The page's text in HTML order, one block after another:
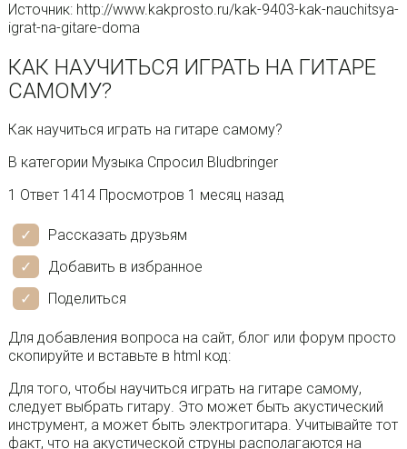
Источник: http://www.kakprosto.ru/kak-9403-kak-nauchitsya-
igrat-na-gitare-doma
КАК НАУЧИТЬСЯ ИГРАТЬ НА ГИТАРЕ
САМОМУ?
Как научиться играть на гитаре самому?
В категории Музыка Спросил Bludbringer
1 Ответ 1414 Просмотров 1 месяц назад
Рассказать друзьям
Добавить в избранное
Поделиться
Для добавления вопроса на сайт, блог или форум просто
скопируйте и вставьте в html код:
Для того, чтобы научиться играть на гитаре самому,
следует выбрать гитару. Это может быть акустический
инструмент, а может быть электрогитара. Учитывайте тот
факт, что на акустической струны располагаются на